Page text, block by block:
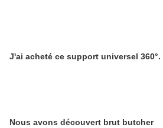
J'ai acheté ce support universel 360°.
Nous avons découvert brut butcher